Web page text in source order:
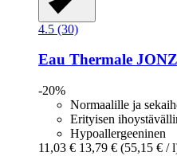
4.5 (30)
Eau Thermale
-20%
Normaalille ja
Erityisen
Hypoallergeeninen
11,03 € 13,79 € (55,15 € /